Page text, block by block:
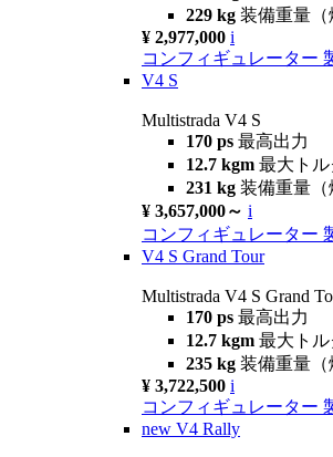
229 kg 装備重量（
¥ 2,977,000 i
コンフィギュレーター
V4 S
Multistrada V4 S
170 ps 最高出力
12.7 kgm 最大トル
231 kg 装備重量（
¥ 3,657,000～ i
コンフィギュレーター
V4 S Grand Tour
Multistrada V4 S Grand
170 ps 最高出力
12.7 kgm 最大トル
235 kg 装備重量（
¥ 3,722,500 i
コンフィギュレーター
new V4 Rally